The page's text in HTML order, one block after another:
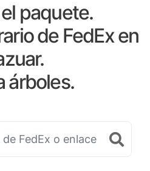
paquete.
de FedEx en
árboles.